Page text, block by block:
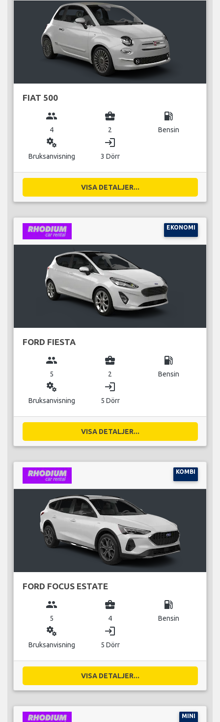
FIAT 500
group
4
business_center
2
local_gas_station
Bensin
miscellaneous_services
Bruksanvisning
login
3 Dörr
VISA DETALJER...
EKONOMI
FORD FIESTA
group
5
business_center
2
local_gas_station
Bensin
miscellaneous_services
Bruksanvisning
login
5 Dörr
VISA DETALJER...
KOMBI
FORD FOCUS ESTATE
group
5
business_center
4
local_gas_station
Bensin
miscellaneous_services
Bruksanvisning
login
5 Dörr
VISA DETALJER...
MINI